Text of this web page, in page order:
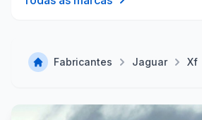
Fabricantes Jaguar Xf